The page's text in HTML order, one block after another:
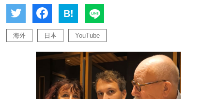
B!
海外 日本 YouTube